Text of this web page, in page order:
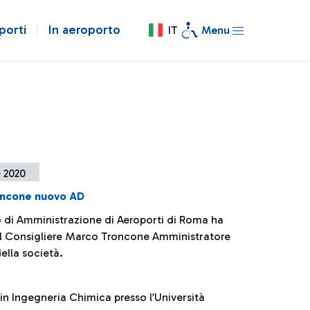
In aeroporto IT Menu
nuovo AD
di Amministrazione di Aeroporti di Roma ha
Consigliere Marco Troncone Amministratore
società.
Ingegneria Chimica presso l’Università